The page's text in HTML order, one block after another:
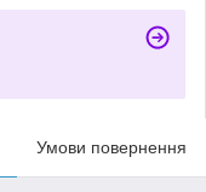
Умови повернення